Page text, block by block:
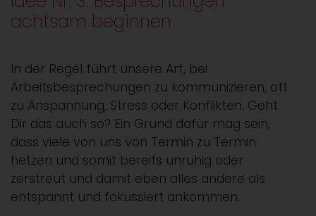
achtsam beginnen
In der Regel führt unsere Art, bei
Arbeitsbesprechungen zu kommunizieren, oft
zu Anspannung, Stress oder Konflikten. Geht
Dir das auch so? Ein Grund dafür mag sein,
dass viele von uns von Termin zu Termin
hetzen und somit bereits unruhig oder
zerstreut und damit eben alles andere als
entspannt und fokussiert ankommen.